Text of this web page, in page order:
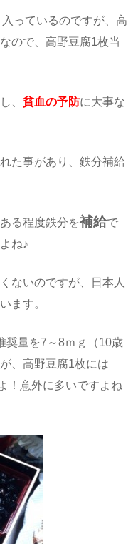
っているのですが、高
ので、高野豆腐1枚当
、貧血の予防に大事な
た事があり、鉄分補給
る程度鉄分を補給で
ね♪
ないのですが、日本人
ます。
奨量を7～8ｍｇ（10歳
、高野豆腐1枚には
！意外に多いですよね